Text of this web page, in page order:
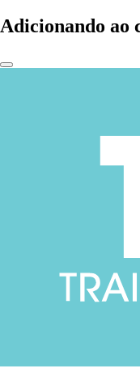
Adicionando ao